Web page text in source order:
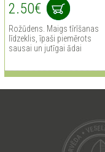
2.50€
Rožūdens. Maigs tīrīšanas
līdzeklis, īpaši piemērots
sausai un jutīgai ādai